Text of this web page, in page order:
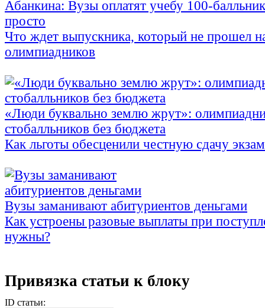
Абанкина: Вузы оплатят учебу 100-
просто
Что ждет выпускника, который не прошел
олимпиадников
«Люди буквально землю жрут»:
стобалльников без бюджета
Как льготы обесценили честную сдачу
Вузы заманивают абитуриентов деньгами
Как устроены разовые выплаты при
нужны?
Привязка статьи к блоку
ID статьи: